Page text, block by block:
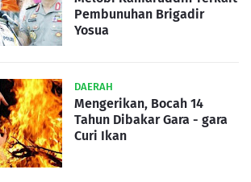
Pembunuhan Brigadir
Yosua
DAERAH
Mengerikan, Bocah 14
Tahun Dibakar Gara - gara
Curi Ikan